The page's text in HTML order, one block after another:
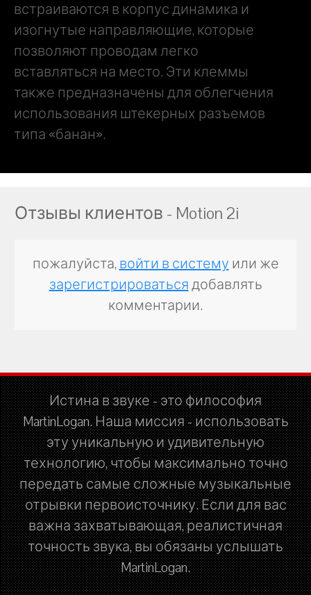
встраиваются в корпус динамика и
изогнутые направляющие, которые
позволяют проводам легко
вставляться на место. Эти клеммы
также предназначены для облегчения
использования штекерных разъемов
типа «банан».
Отзывы клиентов - Motion 2i
пожалуйста,войти в системуили же
зарегистрироватьсядобавлять
комментарии.
Истина в звуке - это философия
MartinLogan. Наша миссия - использовать
эту уникальную и удивительную
технологию, чтобы максимально точно
передать самые сложные музыкальные
отрывки первоисточнику. Если для вас
важна захватывающая, реалистичная
точность звука, вы обязаны услышать
MartinLogan.